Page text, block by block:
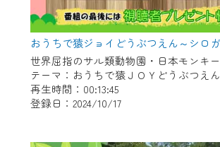
テーマ：おうちで猿ＪＯＹどうぶつえん
再生時間：00:13:45
登録日：2024/10/17